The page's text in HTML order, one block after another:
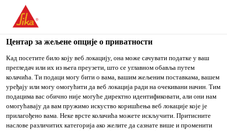
You are accessing "Sika Srbija", it seems you are accessing it
from "Сједињене Државе". We have a dedicated website for
your country.
TO
SIKA
USA
STAY ON THE SIKA
SRBIJA WEBSITE
IZABERITE
ZEMLJU
Sika Srbija
Центар за жељене опције о приватности
Кад посетите било коју веб локацију, она може сачувати податке у ваш
прегледач или их из њега преузети, што се углавном обавља путем
колачића. Ти подаци могу бити о вама, вашим жељеним поставкама, вашем
уређају или могу омогућити да веб локација ради на очекивани начин. Тим
подацима вас обично није могуће директно идентификовати, али они нам
омогућавају да вам пружимо искуство коришћења веб локације које је
прилагођено вама. Неке врсте колачића можете искључити. Притисните
наслове различитих категорија ако желите да сазнате више и променити